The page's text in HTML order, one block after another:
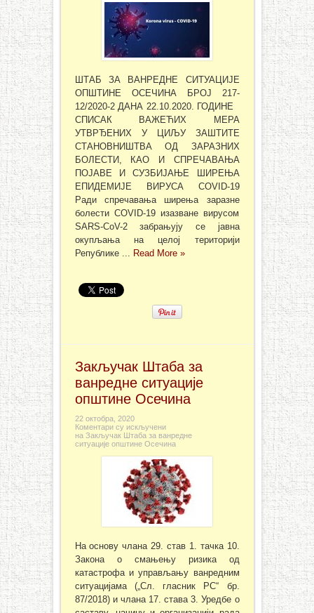
ШТАБ ЗА ВАНРЕДНЕ СИТУАЦИЈЕ
ОПШТИНЕ ОСЕЧИНА БРОЈ 217-
12/2020-2 ДАНА 22.10.2020. ГОДИНЕ
СПИСАК ВАЖЕЋИХ МЕРА
УТВРЂЕНИХ У ЦИЉУ ЗАШТИТЕ
СТАНОВНИШТВА ОД ЗАРАЗНИХ
БОЛЕСТИ, КАО И СПРЕЧАВАЊА
ПОЈАВЕ И СУЗБИЈАЊЕ ШИРЕЊА
ЕПИДЕМИЈЕ ВИРУСА COVID-19
Ради спречавања ширења заразне
болести COVID-19 изазване вирусом
SARS-CoV-2 забрањују се јавна
окупљања на целој територији
Републике ... Read More »
Закључак Штаба за
ванредне ситуације
општине Осечина
22 октобра, 2020
Коментари су искључени
на Закључак Штаба за ванредне
ситуације општине Осечина
На основу члана 29. став 1. тачка 10.
Закона о смањењу ризика од
катастрофа и управљању ванредним
ситуацијама („Сл. гласник РС“ бр.
87/2018) и члана 17. става 3. Уредбе о